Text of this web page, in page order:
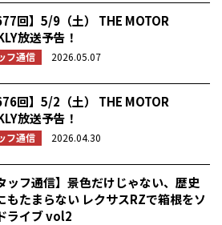
回】5/9（土） THE MOTOR
放送予告！
フ通信 2026.05.07
回】5/2（土） THE MOTOR
放送予告！
フ通信 2026.04.30
ッフ通信】景色だけじゃない、歴史
もたまらない レクサスRZで箱根をソ
ライブ vol2